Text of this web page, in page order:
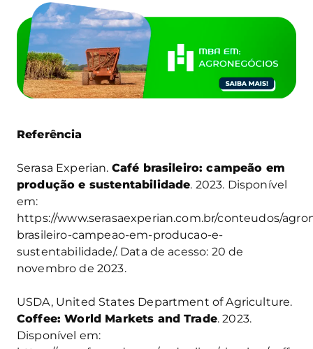
Referência
Serasa Experian. Café brasileiro: campeão em
produção e sustentabilidade. 2023. Disponível
em:
https://www.serasaexperian.com.br/conteudos/
brasileiro-campeao-em-producao-e-
sustentabilidade/. Data de acesso: 20 de
novembro de 2023.
USDA, United States Department of Agriculture.
Coffee: World Markets and Trade. 2023.
Disponível em: